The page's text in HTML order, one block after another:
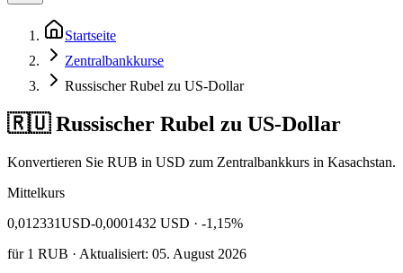
Startseite
Zentralbankkurse
Russischer Rubel zu US-Dollar
🇷🇺 Russischer Rubel zu US-Dollar
Konvertieren Sie RUB in USD zum Zentralbankkurs in Kasachstan.
Mittelkurs
0,012331USD-0,0001432 USD · -1,15%
für1 RUB · Aktualisiert: 05. August 2026